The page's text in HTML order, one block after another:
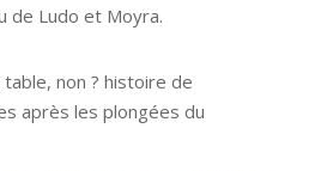
de Ludo et Moyra.
non ? histoire de
après les plongées du